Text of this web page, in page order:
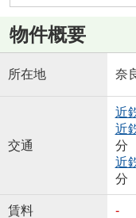
物件概要
所在地 奈
交通
近
近
分
近
分
賃料 -